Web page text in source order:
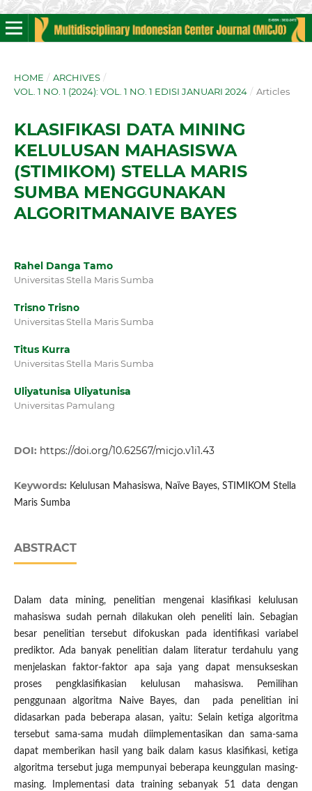
HOME / ARCHIVES /
VOL. 1 NO. 1 (2024): VOL. 1 NO. 1 EDISI JANUARI 2024 / Articles
KLASIFIKASI DATA MINING
KELULUSAN MAHASISWA
(STIMIKOM) STELLA MARIS
SUMBA MENGGUNAKAN
ALGORITMANAIVE BAYES
Rahel Danga Tamo
Universitas Stella Maris Sumba
Trisno Trisno
Universitas Stella Maris Sumba
Titus Kurra
Universitas Stella Maris Sumba
Uliyatunisa Uliyatunisa
Universitas Pamulang
DOI: https://doi.org/10.62567/micjo.v1i1.43
Keywords: Kelulusan Mahasiswa, Naïve Bayes, STIMIKOM Stella
Maris Sumba
ABSTRACT
Dalam data mining, penelitian mengenai klasifikasi kelulusan
mahasiswa sudah pernah dilakukan oleh peneliti lain. Sebagian
besar penelitian tersebut difokuskan pada identifikasi variabel
prediktor. Ada banyak penelitian dalam literatur terdahulu yang
menjelaskan faktor-faktor apa saja yang dapat mensukseskan
proses pengklasifikasian kelulusan mahasiswa. Pemilihan
penggunaan algoritma Naive Bayes, dan pada penelitian ini
didasarkan pada beberapa alasan, yaitu: Selain ketiga algoritma
tersebut sama-sama mudah diimplementasikan dan sama-sama
dapat memberikan hasil yang baik dalam kasus klasifikasi, ketiga
algoritma tersebut juga mempunyai beberapa keunggulan masing-
masing. Implementasi data training sebanyak 51 data dengan